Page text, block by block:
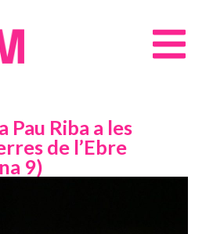
Pau Riba a les
de l’Ebre
9)